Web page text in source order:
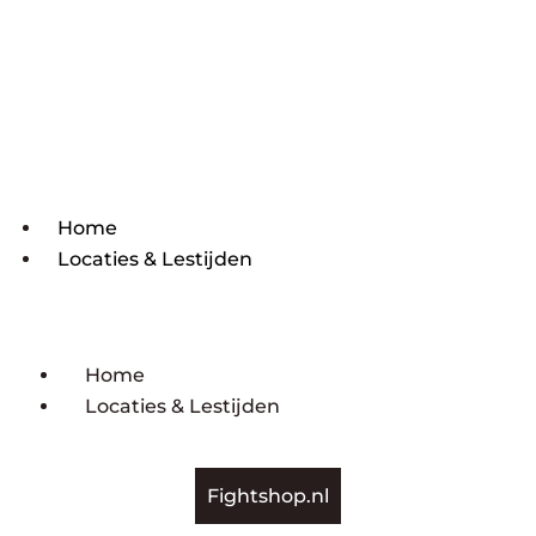
Home
Locaties & Lestijden
Home
Locaties & Lestijden
Fightshop.nl